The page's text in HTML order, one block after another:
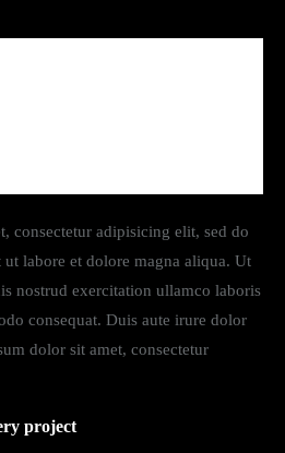
consectetur adipisicing elit, sed do
labore et dolore magna aliqua. Ut
nostrud exercitation ullamco laboris
consequat. Duis aute irure dolor
dolor sit amet, consectetur
project